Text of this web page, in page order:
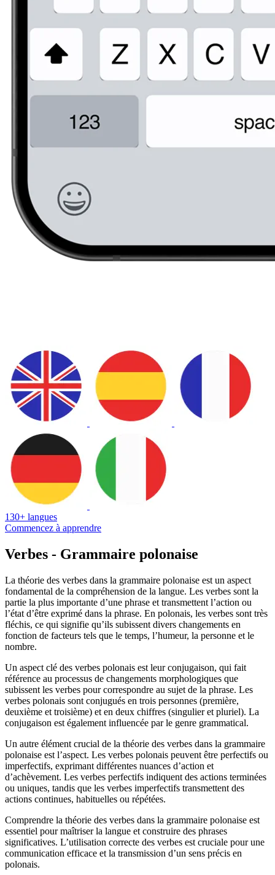
130+ langues
Commencez à apprendre
Verbes - Grammaire polonaise
La théorie des verbes dans la grammaire polonaise est un aspect
fondamental de la compréhension de la langue. Les verbes sont la
partie la plus importante d’une phrase et transmettent l’action ou
l’état d’être exprimé dans la phrase. En polonais, les verbes sont très
fléchis, ce qui signifie qu’ils subissent divers changements en
fonction de facteurs tels que le temps, l’humeur, la personne et le
nombre.
Un aspect clé des verbes polonais est leur conjugaison, qui fait
référence au processus de changements morphologiques que
subissent les verbes pour correspondre au sujet de la phrase. Les
verbes polonais sont conjugués en trois personnes (première,
deuxième et troisième) et en deux chiffres (singulier et pluriel). La
conjugaison est également influencée par le genre grammatical.
Un autre élément crucial de la théorie des verbes dans la grammaire
polonaise est l’aspect. Les verbes polonais peuvent être perfectifs ou
imperfectifs, exprimant différentes nuances d’action et
d’achèvement. Les verbes perfectifs indiquent des actions terminées
ou uniques, tandis que les verbes imperfectifs transmettent des
actions continues, habituelles ou répétées.
Comprendre la théorie des verbes dans la grammaire polonaise est
essentiel pour maîtriser la langue et construire des phrases
significatives. L’utilisation correcte des verbes est cruciale pour une
communication efficace et la transmission d’un sens précis en
polonais.